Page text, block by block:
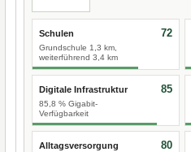
Schulen
Grundschule 1,3 km,
weiterführend 3,4 km
72
Digitale Infrastruktur
85,8 % Gigabit-
Verfügbarkeit
85
Alltagsversorgung 80